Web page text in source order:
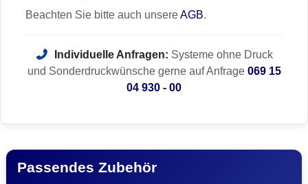
Beachten Sie bitte auch unsereAGB.
Individuelle Anfragen: Systeme ohne Druck
und Sonderdruckwünsche gerne auf Anfrage 069 15
04 930 - 00
Passendes Zubehör